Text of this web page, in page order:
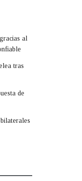
al
tras
de